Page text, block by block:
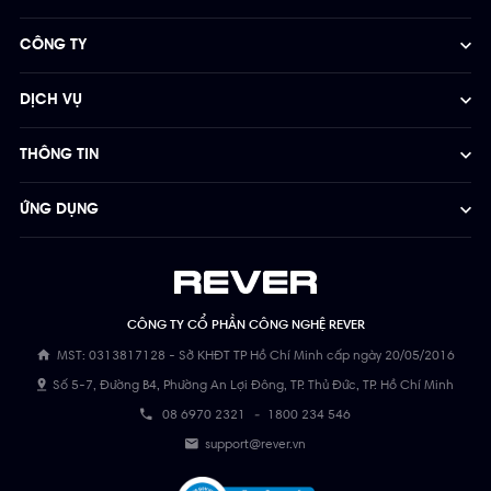
CÔNG TY CỔ PHẦN CÔNG NGHỆ REVER
MST: 0313817128 - Sở KHĐT TP Hồ Chí Minh cấp ngày 20/05/2016
Số 5-7, Đường B4, Phường An Lợi Đông, TP. Thủ Đức, TP. Hồ Chí Minh
08 6970 2321 - 1800 234 546
support@rever.vn
CÔNG TY
DỊCH VỤ
THÔNG TIN
ỨNG DỤNG